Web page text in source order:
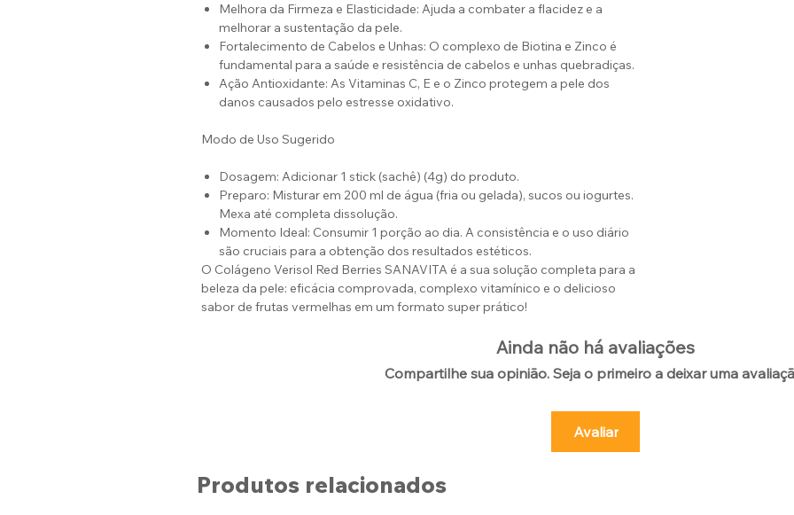
Melhora da Firmeza e Elasticidade: Ajuda a combater a flacidez e a
melhorar a sustentação da pele.
Fortalecimento de Cabelos e Unhas: O complexo de Biotina e Zinco é
fundamental para a saúde e resistência de cabelos e unhas quebradiças.
Ação Antioxidante: As Vitaminas C, E e o Zinco protegem a pele dos
danos causados pelo estresse oxidativo.
Modo de Uso Sugerido
Dosagem: Adicionar 1 stick (sachê) (4g) do produto.
Preparo: Misturar em 200 ml de água (fria ou gelada), sucos ou iogurtes.
Mexa até completa dissolução.
Momento Ideal: Consumir 1 porção ao dia. A consistência e o uso diário
são cruciais para a obtenção dos resultados estéticos.
O Colágeno Verisol Red Berries SANAVITA é a sua solução completa para a
beleza da pele: eficácia comprovada, complexo vitamínico e o delicioso
sabor de frutas vermelhas em um formato super prático!
Ainda não há avaliações
Compartilhe sua opinião. Seja o primeiro a deixar uma
Avaliar
Produtos relacionados